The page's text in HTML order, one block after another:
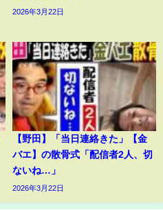
2026年3月22日
【野田】「当日連絡きた」【金
バエ】の散骨式「配信者2人、切
ないね…」
2026年3月22日